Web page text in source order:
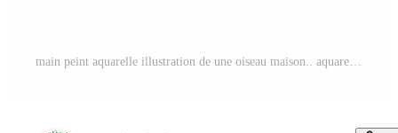
main peint aquarelle illustration de une oiseau maison.. aquarelle illustration dans une naïve style de une nichoir ou poulet coopérative. pour la Saint-Valentin jour, enfants thèmes. PNG Pro